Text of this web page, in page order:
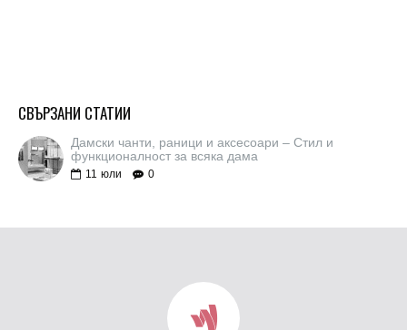
СВЪРЗАНИ СТАТИИ
Дамски чанти, раници и аксесоари – Стил и
функционалност за всяка дама
11 юли 0